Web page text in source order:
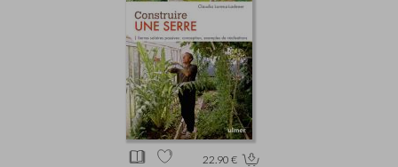
22.90 €